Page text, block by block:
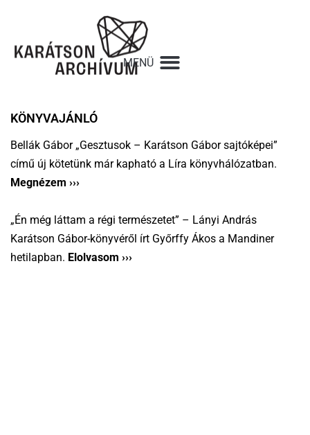
KÖNYVAJÁNLÓ
Bellák Gábor „Gesztusok – Karátson Gábor sajtóképei”
című új kötetünk már kapható a Líra könyvhálózatban.
Megnézem ›››
„Én még láttam a régi természetet” – Lányi András
Karátson Gábor-könyvéről írt Győrffy Ákos a Mandiner
hetilapban. Elolvasom ›››